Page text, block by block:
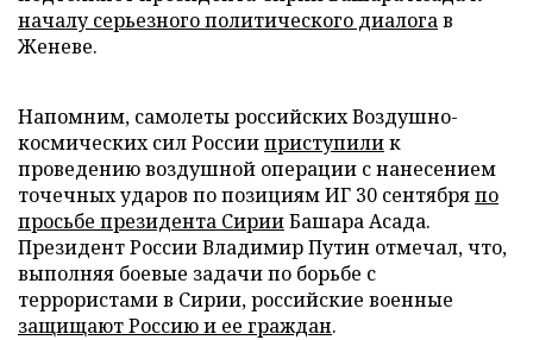
началу серьезного политического диалогав
Женеве.
Напомним, самолеты российских Воздушно-
космических сил Россииприступилик
проведению воздушной операции с нанесением
точечных ударов по позициям ИГ 30 сентябряпо
просьбе президента СирииБашара Асада.
Президент России Владимир Путин отмечал, что,
выполняя боевые задачи по борьбе с
террористами в Сирии, российские военные
защищают Россию и ее граждан.